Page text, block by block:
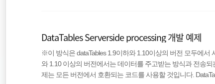
DataTables Serverside processing 개발 예제
※이 방식은 dataTables 1.9이하와 1.10이상의 버전 모두에서
와 1.10 이상의 버전에서는 데이터를 주고받는 방식과 전송
제는 모든 버전에서 호환되는 코드를 사용할 것입니다.